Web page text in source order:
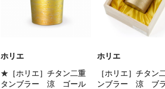
ホリエ
★［ホリエ］チタン二重
タンブラー 涼 ゴール
ホリエ
［ホリエ］チタン
ンブラー 涼 ブ